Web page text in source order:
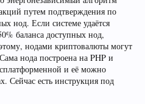
путем подтверждения по
нод. Если системе удаётся
баланса доступных нод,
нодами криптовалюты могут
нода построена на PHP и
и её можно
Сейчас есть инструкция под